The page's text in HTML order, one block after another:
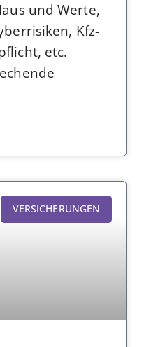
und Werte,
Kfz-
etc.
VERSICHERUNGEN